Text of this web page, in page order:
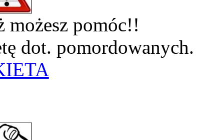
możesz pomóc!!
dot. pomordowanych.